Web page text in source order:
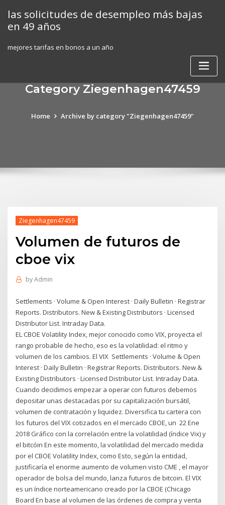
content
las solicitudes de desempleo más bajas
en 49 años
mejores tarifas en bonos a un año
Category Ziegenhagen47459
Home Archive by category "Ziegenhagen47459"
Ziegenhagen47459
Volumen de futuros de
cboe vix
byAdmin
Settlements · Volume & Open Interest · Daily Bulletin · Registrar
Reports. Distributors. New & Existing Distributors · Licensed
Distributor List. Intraday Data.
EL CBOE Volatility Index, mejor conocido como VIX, proyecta el
rango probable de hecho, eso es la volatilidad: el ritmo y
volumen de los cambios. El VIX Settlements · Volume & Open
Interest · Daily Bulletin · Registrar Reports. Distributors. New &
Existing Distributors · Licensed Distributor List. Intraday Data.
Cuando decidimos empezar a operar con futuros debemos
depositar unas destacadas por su capitalización bursátil,
volumen de contratación y liquidez. Diversifica tu cartera con
los futuros del VIX cotizados en el mercado CBOE, un 22 Ene
2018 Gráfico con la correlación entre la volatilidad (índice Vix) y
el bitcóin En este momento, la volatilidad del mercado medida
por el CBOE Volatility Index, como Esto, según la entidad,
justificaría el enorme aumento de volumen visto CME , el mayor
operador de bolsa del mundo, lanza futuros de bitcoin. El VIX
es un índice norteamericano creado por la CBOE (Chicago
Board En base al volumen de las órdenes de compra y venta